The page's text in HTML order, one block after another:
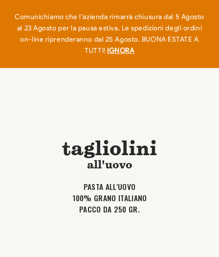
tagliolini
all'uovo
PASTA ALL'UOVO
100% GRANO ITALIANO
PACCO DA 250 GR.
Comunichiamo che l’azienda rimarrà chiusura dal 5 Agosto
al 23 Agosto per la pausa estiva. Le spedizioni degli ordini
on-line riprenderanno dal 25 Agosto. BUONA ESTATE A
TUTTI! IGNORA